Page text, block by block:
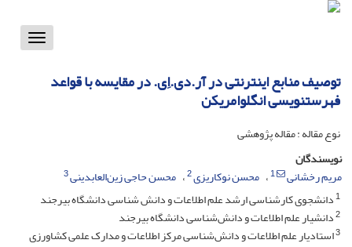
Toggle
توصیف منابع اینترنتی در آر.دی.اِی. در مقایسه با قواعد
فهرستنویسی انگلوامریکن
نوع مقاله : مقاله پژوهشی
نویسندگان
مریم رخشانی
1 محسن نوکاریزی2 محسن حاجی زین‌العابدینی3
1دانشجوی کارشناسی ارشد علم اطلاعات و دانش شناسی دانشگاه بیرجند
2دانشیار علم اطلاعات و دانش‌شناسی دانشگاه بیرجند
3استادیار علم اطلاعات و دانش‌شناسی مرکز اطلاعات و مدارک علمی کشاورزی